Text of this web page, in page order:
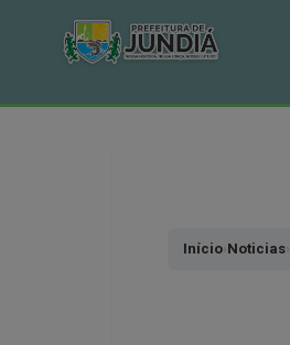
Início›Noticias›